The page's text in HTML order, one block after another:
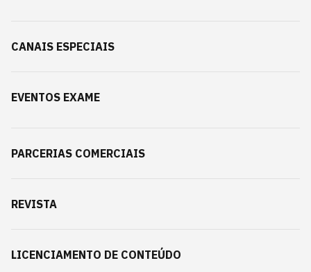
CANAIS ESPECIAIS
EVENTOS EXAME
PARCERIAS COMERCIAIS
REVISTA
LICENCIAMENTO DE CONTEÚDO